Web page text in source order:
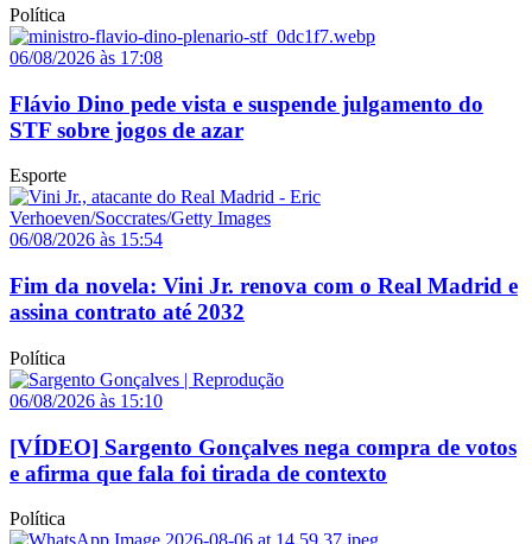
Política
06/08/2026 às 17:08
Flávio Dino pede vista e suspende julgamento do
STF sobre jogos de azar
Esporte
06/08/2026 às 15:54
Fim da novela: Vini Jr. renova com o Real Madrid e
assina contrato até 2032
Política
06/08/2026 às 15:10
[VÍDEO] Sargento Gonçalves nega compra de votos
e afirma que fala foi tirada de contexto
Política